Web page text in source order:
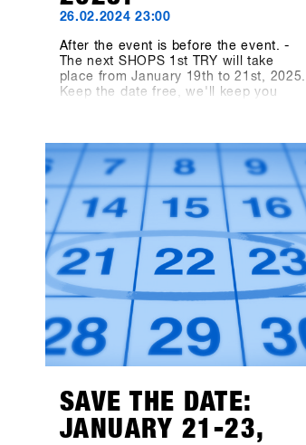
26.02.2024 23:00
After the event is before the event. -
The next SHOPS 1st TRY will take
place from January 19th to 21st, 2025.
Keep the date free, we'll keep you
SAVE THE DATE:
JANUARY 21-23,